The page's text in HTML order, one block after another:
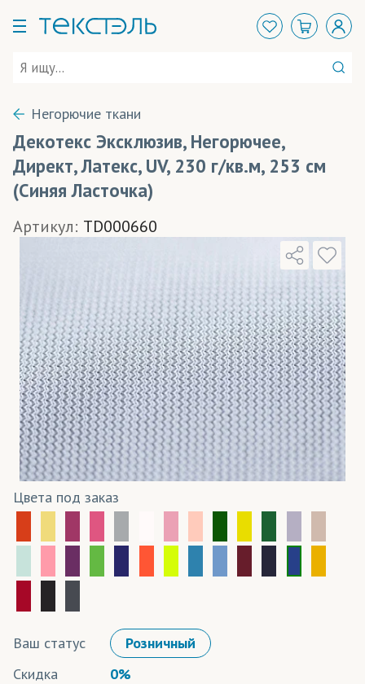
Негорючие ткани
Декотекс Эксклюзив, Негорючее,
Директ, Латекс, UV, 230 г/кв.м, 253 см
(Синяя Ласточка)
Артикул: TD000660
Цвета под заказ
Ваш статус
Розничный
Скидка
0%